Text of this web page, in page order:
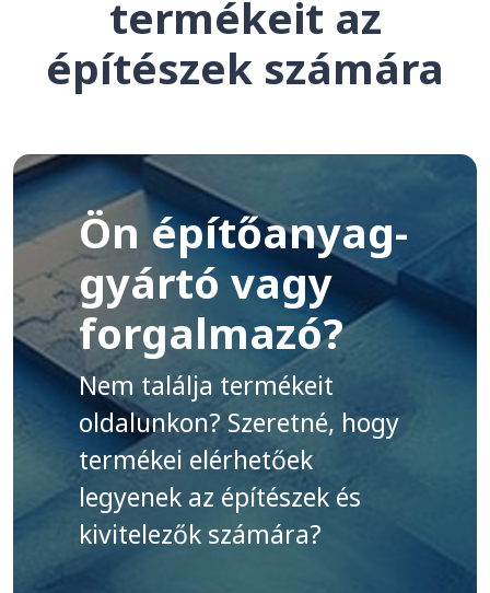
termékeit az
építészek számára
Ön építőanyag-
gyártó vagy
forgalmazó?
Nem találja termékeit
oldalunkon? Szeretné, hogy
termékei elérhetőek
legyenek az építészek és
kivitelezők számára?